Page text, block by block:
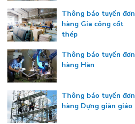
Thông báo tuyển đơn
hàng Gia công cốt
thép
Thông báo tuyển đơn
hàng Hàn
Thông báo tuyển đơn
hàng Dựng giàn giáo